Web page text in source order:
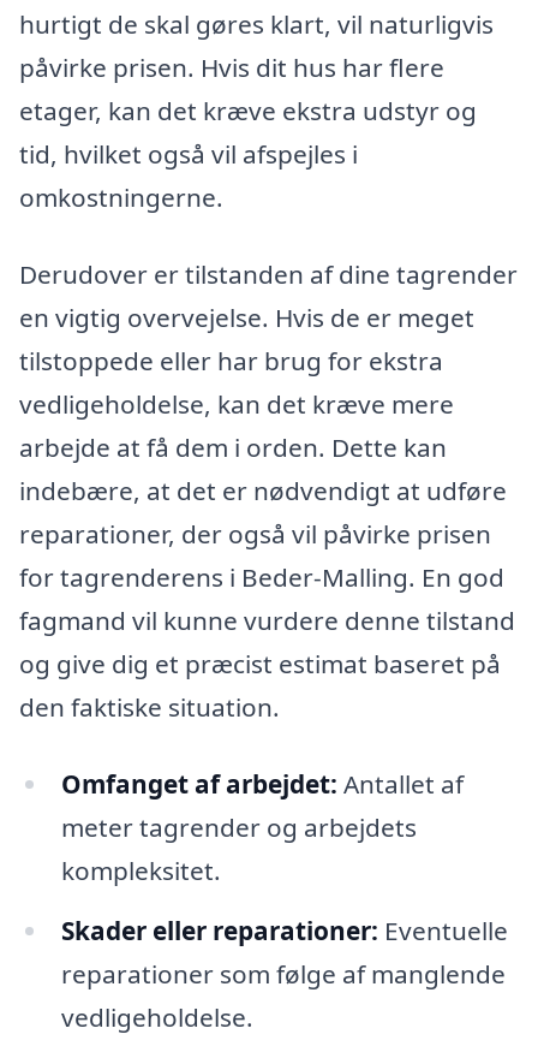
hurtigt de skal gøres klart, vil naturligvis
påvirke prisen. Hvis dit hus har flere
etager, kan det kræve ekstra udstyr og
tid, hvilket også vil afspejles i
omkostningerne.
Derudover er tilstanden af dine tagrender
en vigtig overvejelse. Hvis de er meget
tilstoppede eller har brug for ekstra
vedligeholdelse, kan det kræve mere
arbejde at få dem i orden. Dette kan
indebære, at det er nødvendigt at udføre
reparationer, der også vil påvirke prisen
for tagrenderens i Beder-Malling. En god
fagmand vil kunne vurdere denne tilstand
og give dig et præcist estimat baseret på
den faktiske situation.
Omfanget af arbejdet: Antallet af
meter tagrender og arbejdets
kompleksitet.
Skader eller reparationer: Eventuelle
reparationer som følge af manglende
vedligeholdelse.